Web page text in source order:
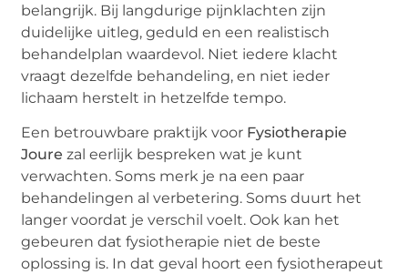
belangrijk. Bij langdurige pijnklachten zijn
duidelijke uitleg, geduld en een realistisch
behandelplan waardevol. Niet iedere klacht
vraagt dezelfde behandeling, en niet ieder
lichaam herstelt in hetzelfde tempo.
Een betrouwbare praktijk voor Fysiotherapie
Joure zal eerlijk bespreken wat je kunt
verwachten. Soms merk je na een paar
behandelingen al verbetering. Soms duurt het
langer voordat je verschil voelt. Ook kan het
gebeuren dat fysiotherapie niet de beste
oplossing is. In dat geval hoort een fysiotherapeut